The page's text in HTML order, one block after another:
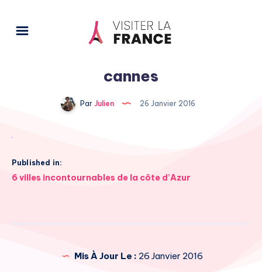
cannes
Par Julien 26 Janvier 2016
Published in:
Navigation
6 villes incontournables de la côte d’Azur
Mis À Jour Le : 26 Janvier 2016